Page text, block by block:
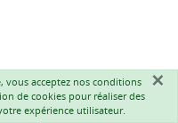
×
vous acceptez nos conditions
de cookies pour réaliser des
expérience utilisateur.